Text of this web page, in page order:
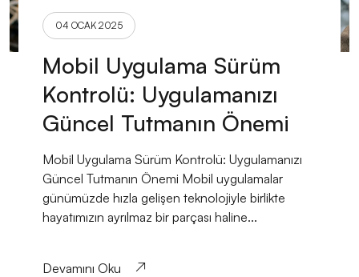
04 OCAK 2025
Mobil Uygulama Sürüm
Kontrolü: Uygulamanızı
Güncel Tutmanın Önemi
Mobil Uygulama Sürüm Kontrolü: Uygulamanızı
Güncel Tutmanın Önemi Mobil uygulamalar
günümüzde hızla gelişen teknolojiyle birlikte
hayatımızın ayrılmaz bir parçası haline...
Devamını Oku